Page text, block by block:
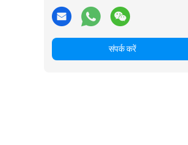
संपर्क करें